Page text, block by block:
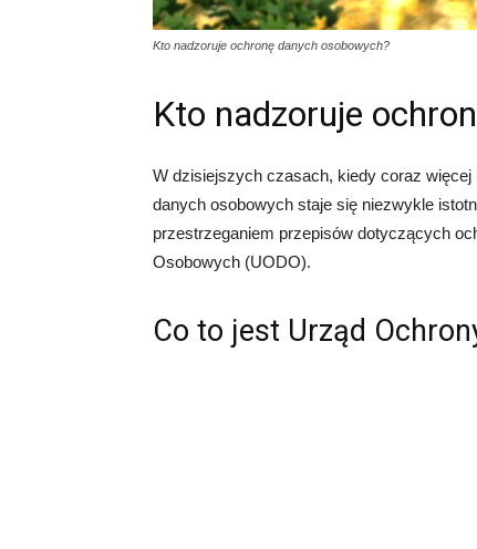
Kto nadzoruje ochronę danych osobowych?
Kto nadzoruje
W dzisiejszych czasach, kiedy coraz
danych osobowych staje się niezwykle
przestrzeganiem przepisów dotyczących
Osobowych (UODO).
Co to jest Urząd